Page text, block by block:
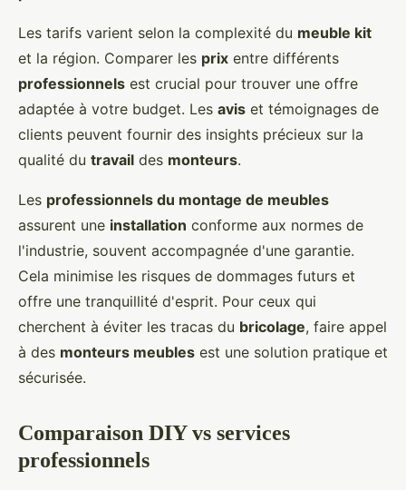
Les tarifs varient selon la complexité du meuble kit
et la région. Comparer les prix entre différents
professionnels est crucial pour trouver une offre
adaptée à votre budget. Les avis et témoignages de
clients peuvent fournir des insights précieux sur la
qualité du travail des monteurs.
Les professionnels du montage de meubles
assurent une installation conforme aux normes de
l'industrie, souvent accompagnée d'une garantie.
Cela minimise les risques de dommages futurs et
offre une tranquillité d'esprit. Pour ceux qui
cherchent à éviter les tracas du bricolage, faire appel
à des monteurs meubles est une solution pratique et
sécurisée.
Comparaison DIY vs services
professionnels